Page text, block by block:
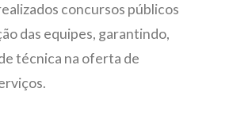
concursos públicos
das equipes, garantindo,
técnica na oferta de